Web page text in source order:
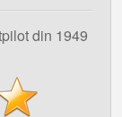
din 1949